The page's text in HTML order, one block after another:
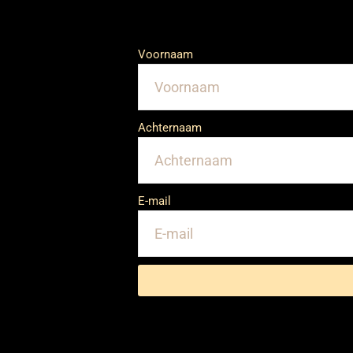
Voornaam
Achternaam
E-mail